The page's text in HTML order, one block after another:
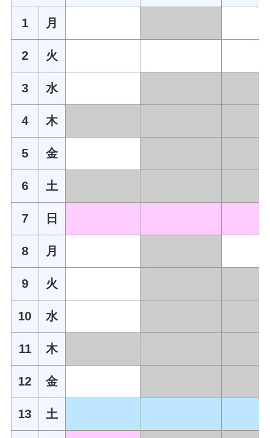
1 月
2 火
3 水
4 木
5 金
6 土
7 日
8 月
9 火
10 水
11 木
12 金
13 土